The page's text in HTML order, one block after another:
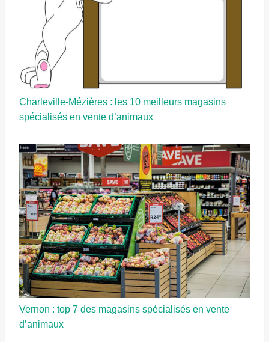
Charleville-Mézières : les 10 meilleurs magasins
spécialisés en vente d’animaux
Vernon : top 7 des magasins spécialisés en vente
d’animaux